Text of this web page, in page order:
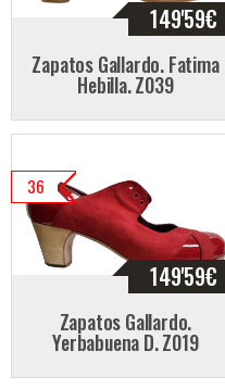
149'59€
Zapatos Gallardo. Fatima
Hebilla. Z039
36
149'59€
Zapatos Gallardo.
Yerbabuena D. Z019